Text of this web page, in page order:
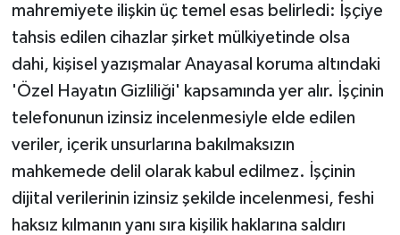
mahremiyete ilişkin üç temel esas belirledi: İşçiye
tahsis edilen cihazlar şirket mülkiyetinde olsa
dahi, kişisel yazışmalar Anayasal koruma altındaki
'Özel Hayatın Gizliliği' kapsamında yer alır. İşçinin
telefonunun izinsiz incelenmesiyle elde edilen
veriler, içerik unsurlarına bakılmaksızın
mahkemede delil olarak kabul edilmez. İşçinin
dijital verilerinin izinsiz şekilde incelenmesi, feshi
haksız kılmanın yanı sıra kişilik haklarına saldırı